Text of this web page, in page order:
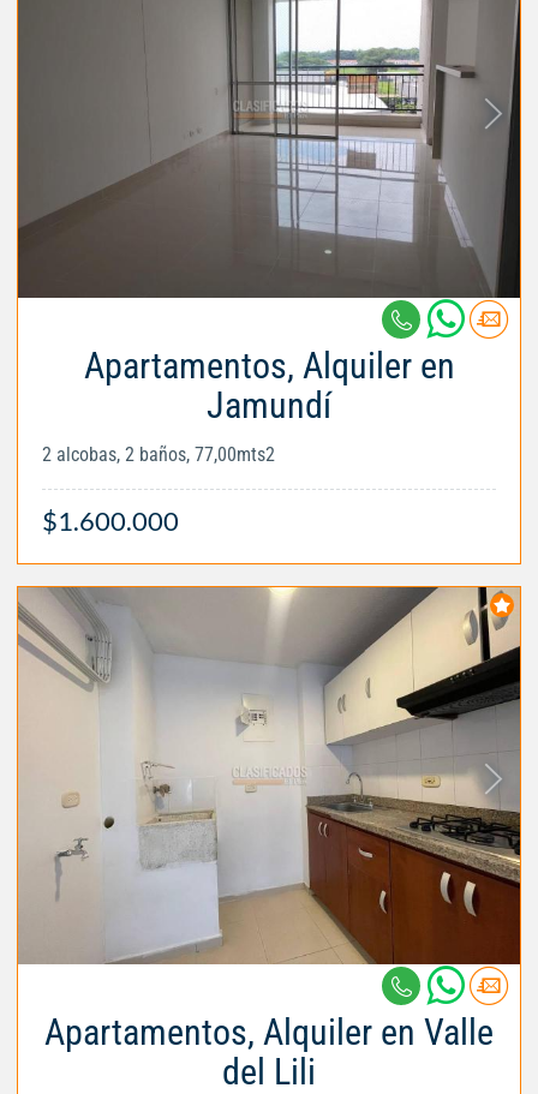
Apartamentos, Alquiler en
Jamundí
2 alcobas, 2 baños, 77,00mts2
$1.600.000
Apartamentos, Alquiler en Valle
del Lili